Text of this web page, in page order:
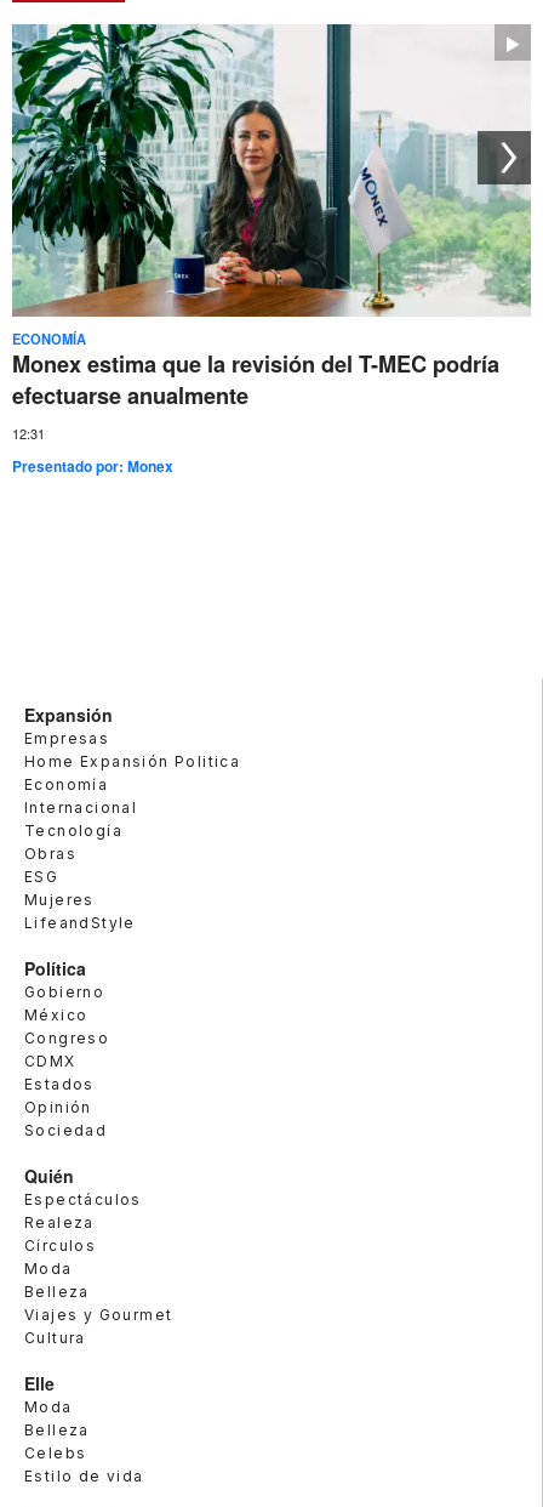
ECONOMÍA
Monex estima que la revisión del T-MEC podría
efectuarse anualmente
12:31
Presentado por:Monex
Expansión
Empresas
Home Expansión Politica
Economía
Internacional
Tecnología
Obras
ESG
Mujeres
LifeandStyle
Política
Gobierno
México
Congreso
CDMX
Estados
Opinión
Sociedad
Quién
Espectáculos
Realeza
Círculos
Moda
Belleza
Viajes y Gourmet
Cultura
Elle
Moda
Belleza
Celebs
Estilo de vida